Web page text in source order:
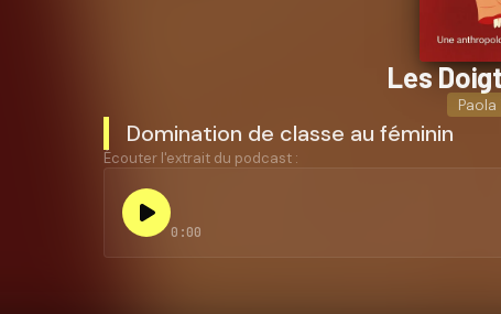
Les
Domination de classe au féminin
Écouter l'extrait du podcast :
0:00